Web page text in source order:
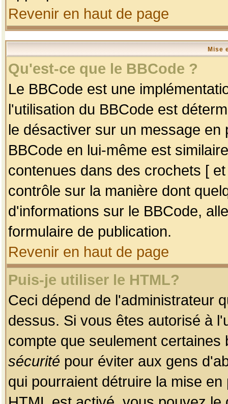
Revenir en haut de page
Mise
Qu'est-ce que le BBCode ?
Le BBCode est une
l'utilisation du BBCode est
le désactiver sur un message
BBCode en lui-même est
contenues dans des crochets [
contrôle sur la manière dont
d'informations sur le BBCode,
formulaire de publication.
Revenir en haut de page
Puis-je utiliser le HTML?
Ceci dépend de l'administrateur
dessus. Si vous êtes autorisé à
compte que seulement
sécurité pour éviter aux gens
qui pourraient détruire la mise